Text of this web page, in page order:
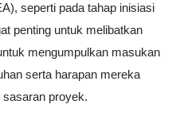
seperti pada tahap inisiasi
penting untuk melibatkan
mengumpulkan masukan
serta harapan mereka
sasaran proyek.